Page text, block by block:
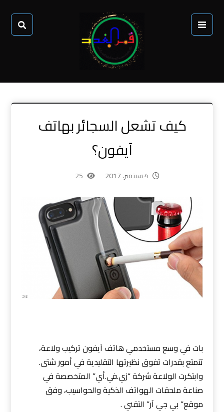
كيف تشعل السجائر بهاتف
آيفون؟
4 سبتمبر، 2017 25
بات في وسع مستخدمي هاتف آيفون تركيب ولاعة،
تتمتع بقدرات تفوق نظيرتها التقليدية في أمور شتى.
وابتكرت الولاعة شركة “زي.في.أي” المتخصصة في
صناعة ملحقات الهواتف الذكية والحواسيب، وفق
موقع” بي جي آر” التقني .